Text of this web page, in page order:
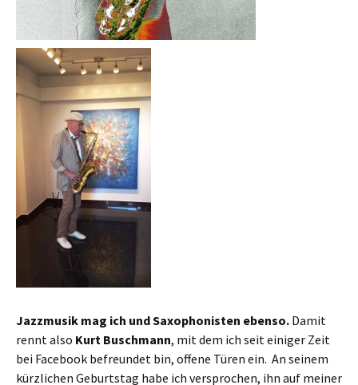
Jazzmusik mag ich und Saxophonisten ebenso. Damit
rennt also Kurt Buschmann, mit dem ich seit einiger Zeit
bei Facebook befreundet bin, offene Türen ein. An seinem
kürzlichen Geburtstag habe ich versprochen, ihn auf meiner